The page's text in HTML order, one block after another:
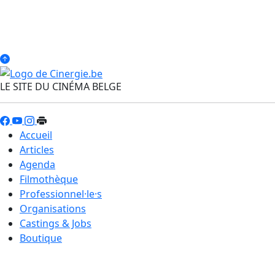
LE SITE DU CINÉMA BELGE
Accueil
Articles
Agenda
Filmothèque
Professionnel·le·s
Organisations
Castings & Jobs
Boutique